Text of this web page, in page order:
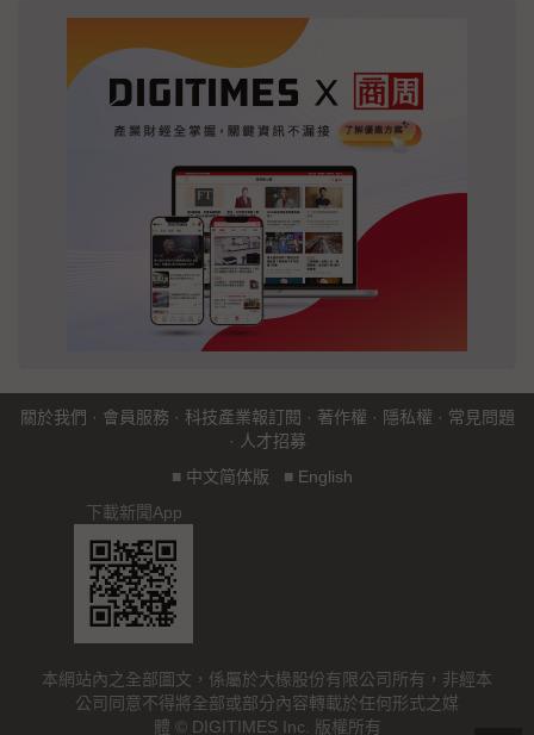
關於我們 · 會員服務 · 科技產業報訂閱 · 著作權 · 隱私權 · 常見問題
· 人才招募
■ 中文简体版 ■ English
下載新聞App
本網站內之全部圖文，係屬於大椽股份有限公司所有，非經本
公司同意不得將全部或部分內容轉載於任何形式之媒
體 © DIGITIMES Inc. 版權所有